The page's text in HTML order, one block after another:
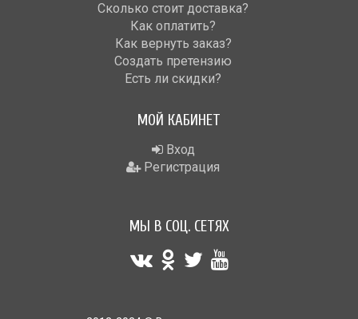
Сколько стоит доставка?
Как оплатить?
Как вернуть заказ?
Создать претензию
Есть ли скидки?
МОЙ КАБИНЕТ
Вход
Регистрация
МЫ В СОЦ. СЕТЯХ